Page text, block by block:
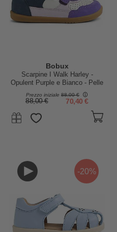
Bobux
Scarpine I Walk Harley -
Opulent Purple e Bianco - Pelle
Premium - Camminatori Esperti
Prezzo iniziale 88,00 €
88,00 € 70,40 €
-20%